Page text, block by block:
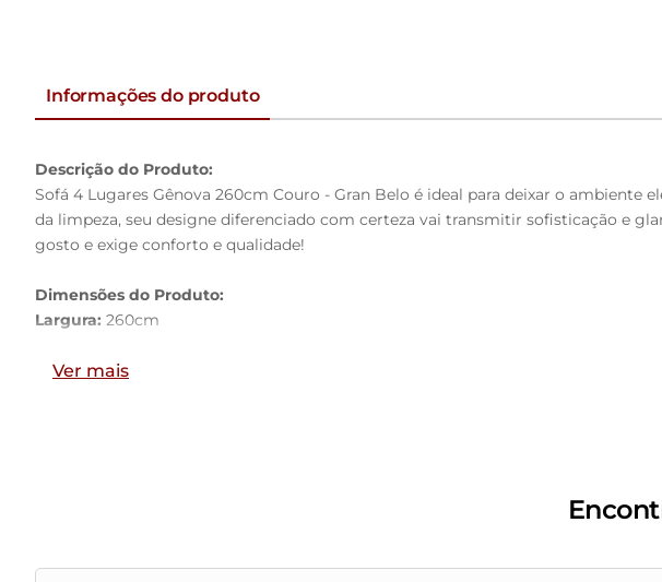
Informações do produto
Descrição do Produto:
Sofá 4 Lugares Gênova 260cm Couro - Gran Belo é ideal para deixar o
da limpeza, seu designe diferenciado com certeza vai transmitir sofisticação e
gosto e exige conforto e qualidade!
Dimensões do Produto:
Largura: 260cm
Profundidade:
Encosto:Percinta Elástica, Espuma D-26;
Ver mais